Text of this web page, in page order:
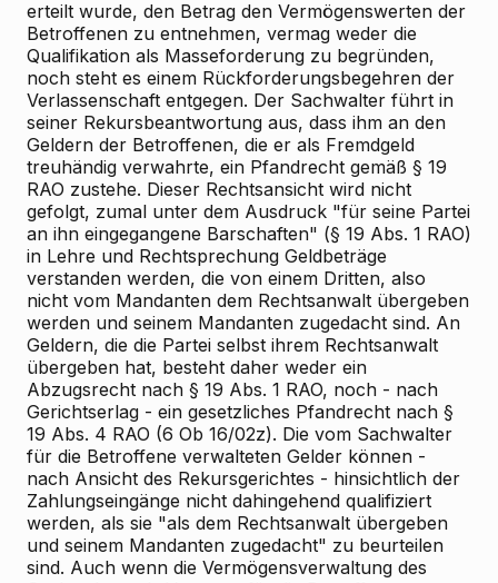
erteilt wurde, den Betrag den Vermögenswerten der
Betroffenen zu entnehmen, vermag weder die
Qualifikation als Masseforderung zu begründen,
noch steht es einem Rückforderungsbegehren der
Verlassenschaft entgegen. Der Sachwalter führt in
seiner Rekursbeantwortung aus, dass ihm an den
Geldern der Betroffenen, die er als Fremdgeld
treuhändig verwahrte, ein Pfandrecht gemäß § 19
RAO zustehe. Dieser Rechtsansicht wird nicht
gefolgt, zumal unter dem Ausdruck "für seine Partei
an ihn eingegangene Barschaften" (§ 19 Abs. 1 RAO)
in Lehre und Rechtsprechung Geldbeträge
verstanden werden, die von einem Dritten, also
nicht vom Mandanten dem Rechtsanwalt übergeben
werden und seinem Mandanten zugedacht sind. An
Geldern, die die Partei selbst ihrem Rechtsanwalt
übergeben hat, besteht daher weder ein
Abzugsrecht nach § 19 Abs. 1 RAO, noch - nach
Gerichtserlag - ein gesetzliches Pfandrecht nach §
19 Abs. 4 RAO (6 Ob 16/02z). Die vom Sachwalter
für die Betroffene verwalteten Gelder können -
nach Ansicht des Rekursgerichtes - hinsichtlich der
Zahlungseingänge nicht dahingehend qualifiziert
werden, als sie "als dem Rechtsanwalt übergeben
und seinem Mandanten zugedacht" zu beurteilen
sind. Auch wenn die Vermögensverwaltung des